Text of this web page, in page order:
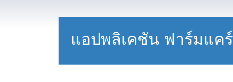
แอปพลิเคชัน ฟาร์มแคร์